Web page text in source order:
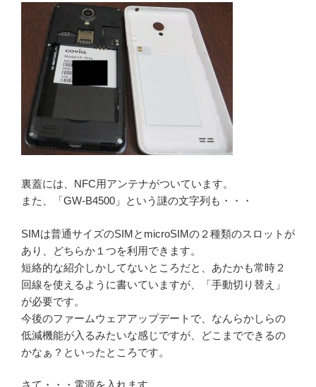
裏蓋には、NFC用アンテナがついています。
また、「GW-B4500」という謎の文字列も・・・
SIMは普通サイズのSIMとmicroSIMの２種類のスロットが
あり、どちらか１つを利用できます。
短絡的な紹介しかしてないところだと、あたかも常時２
回線を使えるように書いていますが、「手動切り替え」
が必要です。
今後のファームウェアアップデートで、なんらかしらの
低減機能が入るみたいな感じですが、どこまでできるの
かなぁ？といったところです。